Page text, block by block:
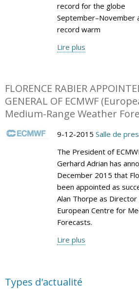
record for the globe
September–November
record warm
Lire plus
FLORENCE RABIER
GENERAL OF ECMWF
Medium-Range Weather
9-12-2015 Salle de
The President of
Gerhard Adrian has
December 2015 that
been appointed as
Alan Thorpe as
European Centre for
Forecasts.
Lire plus
Types d'actualité